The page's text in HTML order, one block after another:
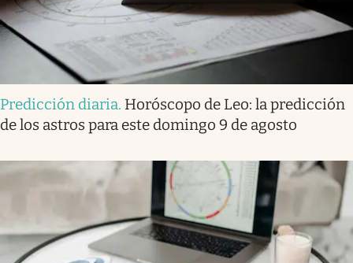
Predicción diaria. Horóscopo de Leo: la predicción
de los astros para este domingo 9 de agosto